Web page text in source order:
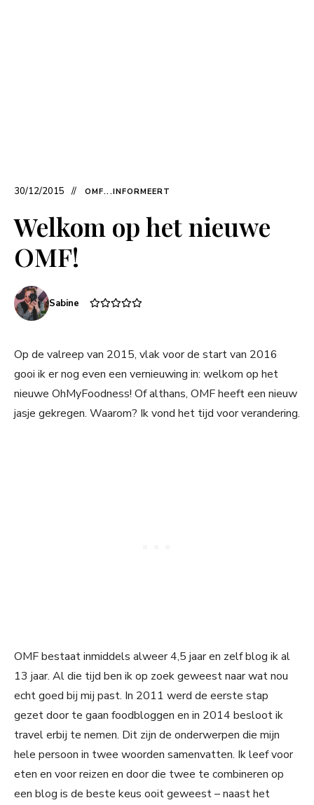
30/12/2015 OMF...INFORMEERT
Welkom op het nieuwe
OMF!
Sabine
Op de valreep van 2015, vlak voor de start van 2016
gooi ik er nog even een vernieuwing in: welkom op het
nieuwe OhMyFoodness! Of althans, OMF heeft een nieuw
jasje gekregen. Waarom? Ik vond het tijd voor verandering.
OMF bestaat inmiddels alweer 4,5 jaar en zelf blog ik al
13 jaar. Al die tijd ben ik op zoek geweest naar wat nou
echt goed bij mij past. In 2011 werd de eerste stap
gezet door te gaan foodbloggen en in 2014 besloot ik
travel erbij te nemen. Dit zijn de onderwerpen die mijn
hele persoon in twee woorden samenvatten. Ik leef voor
eten en voor reizen en door die twee te combineren op
een blog is de beste keus ooit geweest – naast het